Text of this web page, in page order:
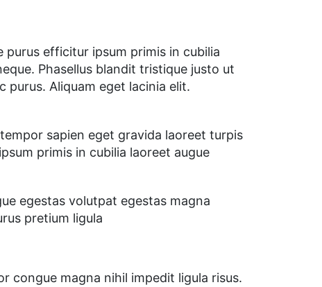
purus efficitur ipsum primis in cubilia
Phasellus blandit tristique justo ut
purus. Aliquam eget lacinia elit.
sapien eget gravida laoreet turpis
primis in cubilia laoreet augue
egestas volutpat egestas magna
pretium ligula
congue magna nihil impedit ligula risus.